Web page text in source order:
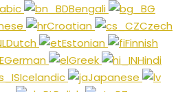
Bengali
Croatian
Czech
Dutch Estonian
Finnish
German Greek
Hindi
Icelandic
Japanese